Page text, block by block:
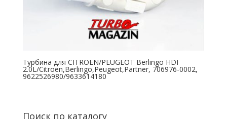
Турбина для CITROEN/PEUGEOT Berlingo HDI
2.0L/Citroen,Berlingo,Peugeot,Partner, 706976-0002,
9622526980/9633614180
Поиск по каталогу